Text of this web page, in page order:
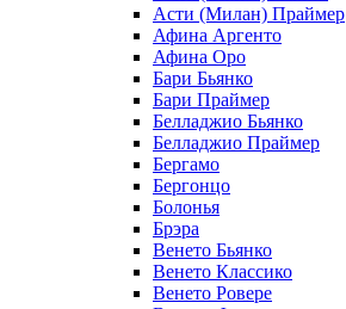
Асти (Милан) Праймер
Афина Аргенто
Афина Оро
Бари Бьянко
Бари Праймер
Белладжио Бьянко
Белладжио Праймер
Бергамо
Бергонцо
Болонья
Брэра
Венето Бьянко
Венето Классико
Венето Ровере